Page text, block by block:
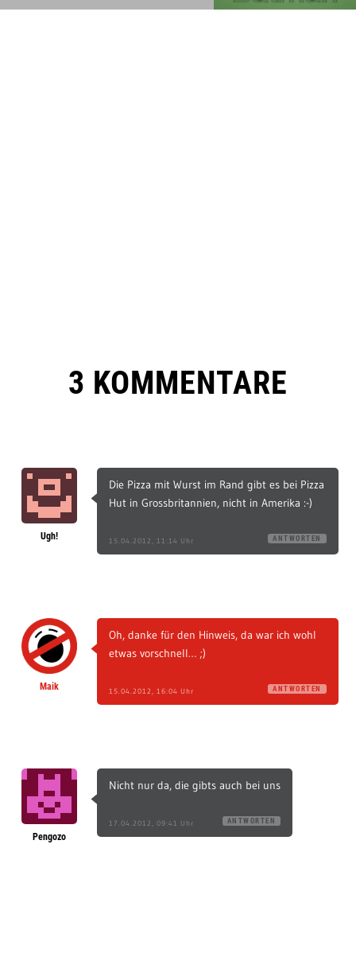
3 KOMMENTARE
Ugh!
Die Pizza mit Wurst im Rand gibt es bei Pizza
Hut in Grossbritannien, nicht in Amerika :-)
15.04.2012, 11:14 Uhr ANTWORTEN
Maik
Oh, danke für den Hinweis, da war ich wohl
etwas vorschnell… ;)
15.04.2012, 16:04 Uhr ANTWORTEN
Pengozo
Nicht nur da, die gibts auch bei uns
17.04.2012, 09:41 Uhr ANTWORTEN